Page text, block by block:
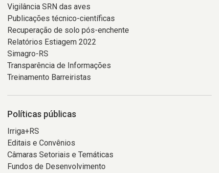
Vigilância SRN das aves
Publicações técnico-científicas
Recuperação de solo pós-enchente
Relatórios Estiagem 2022
Simagro-RS
Transparência de Informações
Treinamento Barreiristas
Políticas públicas
Irriga+RS
Editais e Convênios
Câmaras Setoriais e Temáticas
Fundos de Desenvolvimento